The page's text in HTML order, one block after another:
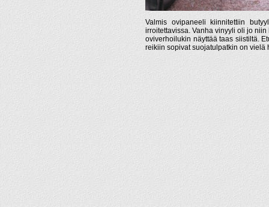
Valmis ovipaneeli kiinnitettiin
irroitettavissa. Vanha vinyyli oli jo
oviverhoilukin näyttää taas siistiltä.
reikiin sopivat suojatulpatkin on vielä